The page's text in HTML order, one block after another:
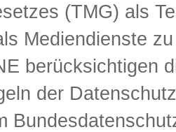
(TMG) als
Mediendienste
berücksichtigen
der